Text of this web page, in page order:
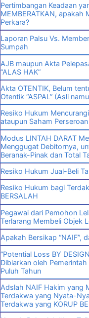
Pertimbangan Keadaan
MEMBERATKAN,
Perkara?
Laporan Palsu Vs.
Sumpah
AJB maupun Akta
“ALAS HAK”
Akta OTENTIK, Belum
Otentik “ASPAL” (Asli
Resiko Hukum
ataupun Saham Perseroan
Modus LINTAH DARAT
Menggugat Debitornya,
Beranak-Pinak dan Total
Resiko Hukum Jual-Beli
Resiko Hukum bagi
BERSALAH
Pegawai dari Pemohon
Terlarang Membeli Objek
Apakah Bersikap “NAIF”,
“Potential Loss BY
Dibiarkan oleh
Puluh Tahun
Adslah NAIF Hakim yang
Terdakwa yang Nyata-
Terdakwa yang KORUP